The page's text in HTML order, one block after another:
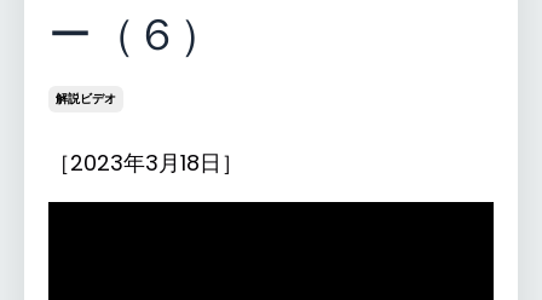
ー（６）
解説ビデオ
［2023年3月18日］